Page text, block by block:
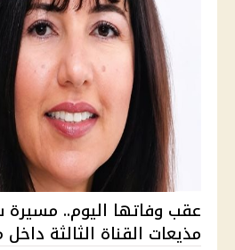
عقب وفاتها اليوم.. مسيرة
مذيعات القناة الثالثة داخل